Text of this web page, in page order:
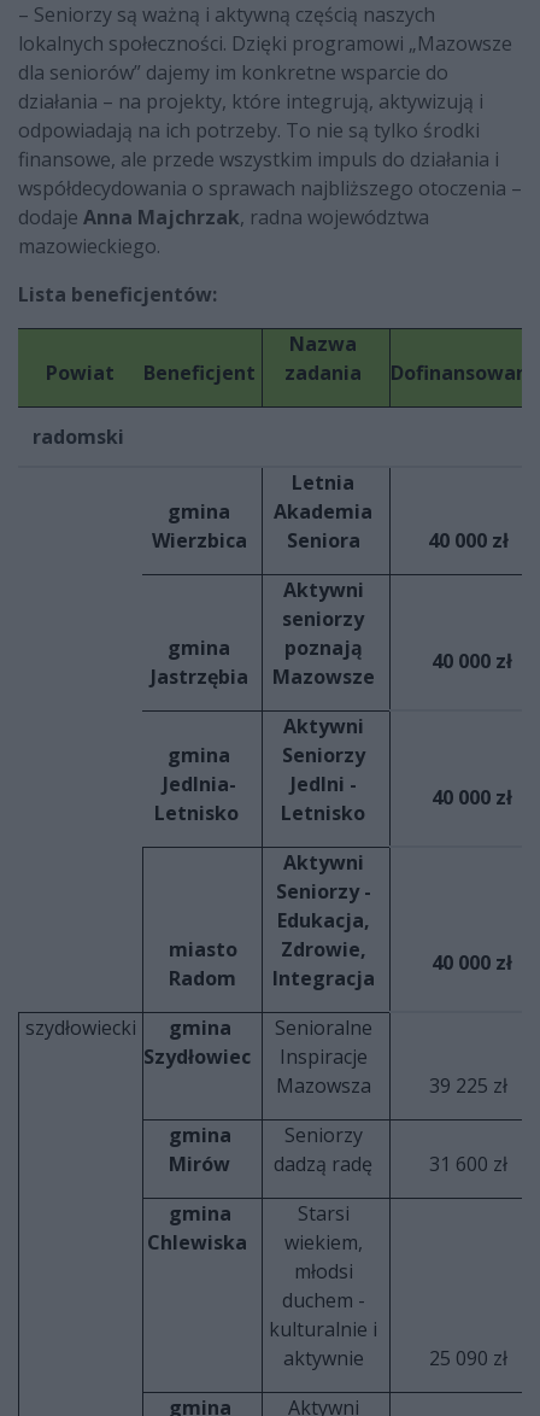
– Seniorzy są ważną i aktywną częścią naszych
lokalnych społeczności. Dzięki programowi „Mazowsze
dla seniorów” dajemy im konkretne wsparcie do
działania – na projekty, które integrują, aktywizują i
odpowiadają na ich potrzeby. To nie są tylko środki
finansowe, ale przede wszystkim impuls do działania i
współdecydowania o sprawach najbliższego otoczenia –
dodaje Anna Majchrzak, radna województwa
mazowieckiego.
Lista beneficjentów:
Powiat Beneficjent
Nazwa
zadania
radomski
gmina
Wierzbica
Letnia
Akademia
Seniora
40 000 zł
gmina
Jastrzębia
Aktywni
seniorzy
poznają
Mazowsze
40 000 zł
gmina
Jedlnia-
Letnisko
Aktywni
Seniorzy
Jedlni -
Letnisko
40 000 zł
miasto
Radom
Aktywni
Seniorzy -
Edukacja,
Zdrowie,
Integracja
40 000 zł
szydłowiecki
gmina
Szydłowiec
Senioralne
Inspiracje
Mazowsza
39 225 zł
gmina
Mirów
Seniorzy
dadzą radę
31 600 zł
gmina
Chlewiska
Starsi
wiekiem,
młodsi
duchem -
kulturalnie i
aktywnie
25 090 zł
gmina
Aktywni